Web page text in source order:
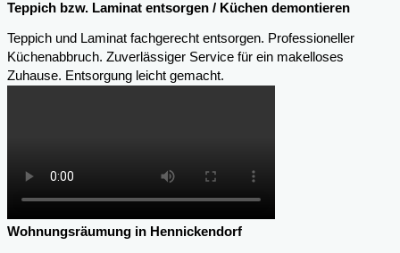
Teppich bzw. Laminat entsorgen / Küchen demontieren
Teppich und Laminat fachgerecht entsorgen. Professioneller
Küchenabbruch. Zuverlässiger Service für ein makelloses
Zuhause. Entsorgung leicht gemacht.
Wohnungsräumung in Hennickendorf